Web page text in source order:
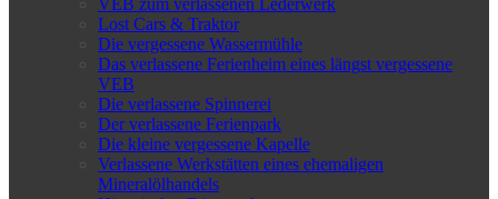
VEB zum verlassenen Lederwerk
Lost Cars & Traktor
Die vergessene Wassermühle
Das verlassene Ferienheim eines längst vergessene
VEB
Die verlassene Spinnerei
Der verlassene Ferienpark
Die kleine vergessene Kapelle
Verlassene Werkstätten eines ehemaligen
Mineralölhandels